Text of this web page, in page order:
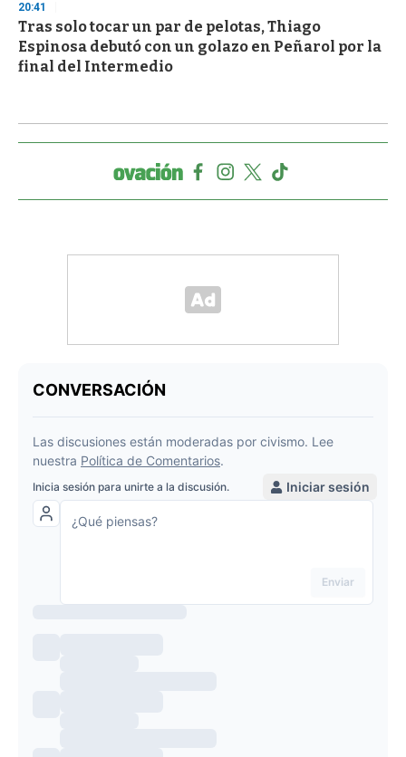
20:41
Tras solo tocar un par de pelotas, Thiago
Espinosa debutó con un golazo en Peñarol por la
final del Intermedio